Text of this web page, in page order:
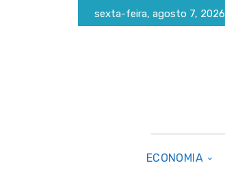
sexta-feira, agosto 7, 2026
ECONOMIA